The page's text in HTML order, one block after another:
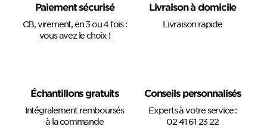
Paiement sécurisé
CB, virement, en 3 ou 4 fois :
vous avez le choix !
Livraison à domicile
Livraison rapide
Échantillons gratuits
Intégralement remboursés
à la commande
Conseils personnalisés
Experts à votre service :
02 41 61 23 22